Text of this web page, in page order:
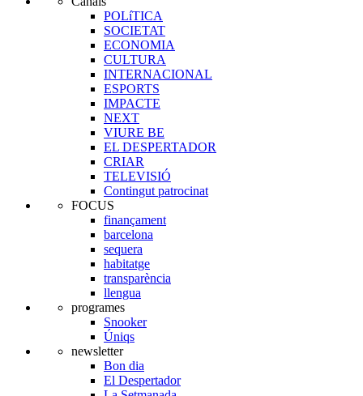
POLíTICA
SOCIETAT
ECONOMIA
CULTURA
INTERNACIONAL
ESPORTS
IMPACTE
NEXT
VIURE BE
EL DESPERTADOR
CRIAR
TELEVISIÓ
Contingut patrocinat
FOCUS
finançament
barcelona
sequera
habitatge
transparència
llengua
programes
Snooker
Úniqs
newsletter
Bon dia
El Despertador